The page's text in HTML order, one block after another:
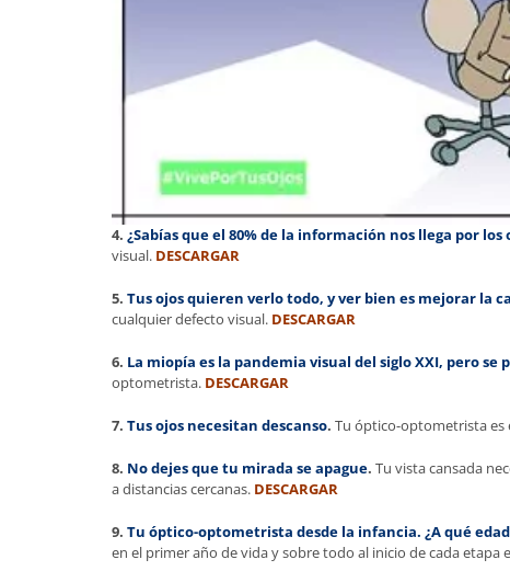
4. ¿Sabías que el 80% de la información nos llega por los
visual. DESCARGAR
5. Tus ojos quieren verlo todo, y ver bien es mejorar la
cualquier defecto visual. DESCARGAR
6. La miopía es la pandemia visual del siglo XXI, pero se
optometrista. DESCARGAR
7. Tus ojos necesitan descanso. Tu óptico-optometrista es
8. No dejes que tu mirada se apague. Tu vista cansada
a distancias cercanas. DESCARGAR
9. Tu óptico-optometrista desde la infancia. ¿A qué
en el primer año de vida y sobre todo al inicio de cada etapa